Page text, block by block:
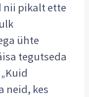
nii pikalt ette
ühte
tegutseda
neid, kes